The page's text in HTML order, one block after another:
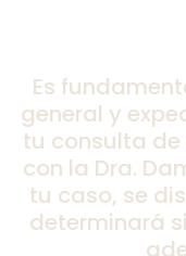
Es
general y
tu consulta
con la Dra.
tu caso, se
determinará